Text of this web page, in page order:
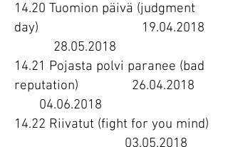
14.20 Tuomion päivä (judgment
day) 19.04.2018
28.05.2018
14.21 Pojasta polvi paranee (bad
reputation) 26.04.2018
04.06.2018
14.22 Riivatut (fight for you mind)